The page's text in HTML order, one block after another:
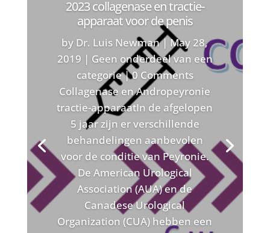
2023 collagenase en tractie-
apparaat voor de penis
by Dr. Luis Newman|May 28,
2019 | Geen onderdeel van een
categorie| 0 Comments
Collagenase en Andropeyronie
tractie-apparaatIn de afgelopen
5 jaar zijn er verschillende
behandelingen aanbevolen
voor de conditie van Peyronie.
De American Urological
Association (AUA) en de
Canadese Urological
Organization (CUA) hebben een